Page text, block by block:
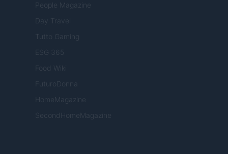
People Magazine
Day Travel
Tutto Gaming
ESG 365
Food Wiki
FuturoDonna
HomeMagazine
SecondHomeMagazine